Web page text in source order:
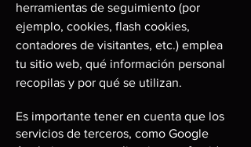
herramientas de seguimiento (por
ejemplo, cookies, flash cookies,
contadores de visitantes, etc.) emplea
tu sitio web, qué información personal
recopilas y por qué se utilizan.
Es importante tener en cuenta que los
servicios de terceros, como Google